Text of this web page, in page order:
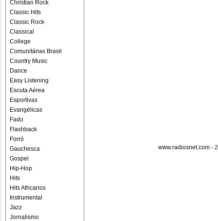
Christian Rock
Classic Hits
Classic Rock
Classical
College
Comunitárias Brasil
Country Music
Dance
Easy Listening
Escuta Aérea
Esportivas
Evangélicas
Fado
Flashback
Forró
Gauchesca
Gospel
Hip-Hop
Hits
Hits Africanos
Instrumental
Jazz
Jornalismo
www.radiosnet.com -